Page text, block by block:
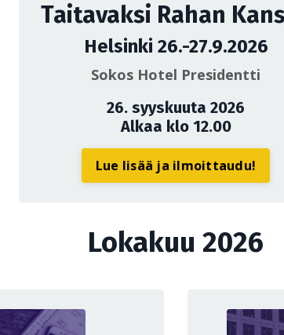
Taitavaksi Rahan
Helsinki 26.-27.9.2026
Sokos Hotel Presidentti
26. syyskuuta 2026
Alkaa klo 12.00
Lue lisää ja ilmoittaudu!
Lokakuu 2026